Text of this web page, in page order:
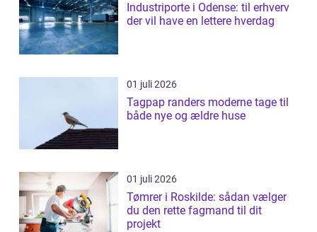
Industriporte i Odense: til erhverv
der vil have en lettere hverdag
01 juli 2026
Tagpap randers moderne tage til
både nye og ældre huse
01 juli 2026
Tømrer i Roskilde: sådan vælger
du den rette fagmand til dit
projekt